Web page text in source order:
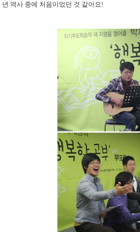
년 역사 중에 처음이었던 것 같아요!